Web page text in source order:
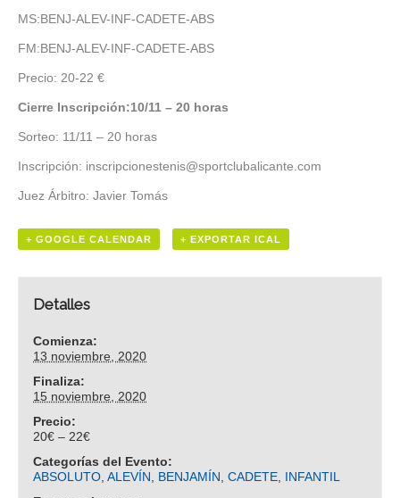
MS:BENJ-ALEV-INF-CADETE-ABS
FM:BENJ-ALEV-INF-CADETE-ABS
Precio: 20-22 €
Cierre Inscripción:10/11 – 20 horas
Sorteo: 11/11 – 20 horas
Inscripción: inscripcionestenis@sportclubalicante.com
Juez Árbitro: Javier Tomás
+ GOOGLE CALENDAR + EXPORTAR ICAL
Detalles
Comienza:
13 noviembre, 2020
Finaliza:
15 noviembre, 2020
Precio:
20€ – 22€
Categorías del Evento:
ABSOLUTO,ALEVÍN, BENJAMÍN,CADETE, INFANTIL